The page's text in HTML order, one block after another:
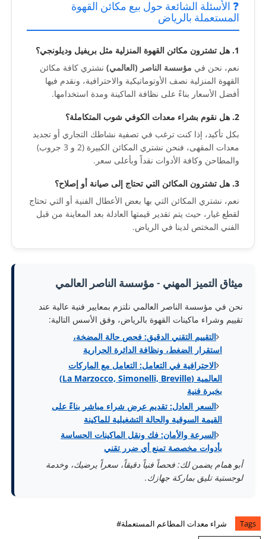
❓ الأسئلة الشائعة حول بيع مكائن القهوة
المستعملة بالرياض
1. هل تشترون مكائن القهوة المنزلية مثل بريفيل وديلونجي؟
نعم، نحن في مؤسسة الناصر (العالمي)نشتري كافة مكائن
القهوة المنزلية نصف الأوتوماتيكية والاحترافية، ونقدم فيها
أفضل الأسعار بناءً على نظافة الماكينة ومدة استخدامها.
2. هل نقوم بشراء معدات الكوفي شوب المتكاملة؟
بكل تأكيد، إذا كنت ترغب في تصفية نشاطك التجاري أو تجديد
معدات المقهى، فنحن نشتري المكائن الكبيرة (2 و 3 جروب)
والمطاحن وكافة الأدوات نقداً وبأعلى سعر.
3. هل تشترون المكائن التي تحتاج إلى صيانة أو إصلاح؟
نعم، نشتري المكائن التي بها بعض الأعطال الفنية أو التي تحتاج
لقطع غيار، حيث يتم تقدير قيمتها العادلة بعد المعاينة من قبل
الفني المختص لدينا في الرياض.
ميثاق التميز المهني - مؤسسة الناصر العالمي
نحن في مؤسسة الناصر العالمي نلتزم بمعايير فنية عالية عند
تقييم وشراء ماكينات القهوة بالرياض، وفق الأسس التالية:
التقييم التقني الدقيق: فحص حالة المضخة،
استقرار الضغط، ونظافة الدائرة الحرارية
الاحترافية في التعامل: التعامل مع الماركات
العالمية (La Marzocco, Simonelli, Breville)
بخبرة فنية
السعر العادل: تقديم عرض شراء مباشر بناءً على
القيمة السوقية والحالة التشغيلية للماكينة
السرعة والأمان: فك ونقل الماكينات الحساسة
بأدوات مخصصة تمنع أي ضرر تقني
أبو همام يضمن لك: فحصاً فنياً دقيقاً، سعراً يرضيك، وخدمة
لوجستية تليق بماركة جهازك.
Tags
شراء معدات المطاعم المستعملة#